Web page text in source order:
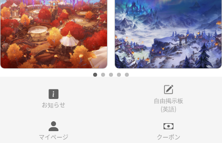
お知らせ
自由掲示板
(英語)
マイページ クーポン